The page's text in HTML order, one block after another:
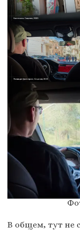
В общем, тут не